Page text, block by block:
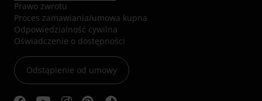
Prawo zwrotu
Proces zamawiania/umowa kupna
Odpowiedzialność cywilna
Oświadczenie o dostępności
Odstąpienie od umowy